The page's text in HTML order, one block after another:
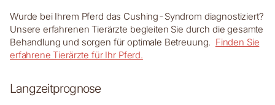
Wurde bei Ihrem Pferd das Cushing-Syndrom diagnostiziert?
Unsere erfahrenen Tierärzte begleiten Sie durch die gesamte
Behandlung und sorgen für optimale Betreuung. Finden Sie
erfahrene Tierärzte für Ihr Pferd.
Langzeitprognose